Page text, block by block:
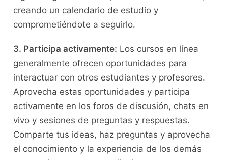
creando​ un calendario ‍de estudio y
comprometiéndote a seguirlo.
3. Participa activamente: Los cursos en⁤ línea
⁤generalmente⁣ ofrecen oportunidades para
interactuar con⁤ otros estudiantes y profesores.
Aprovecha ⁤estas oportunidades y participa
activamente en⁣ los foros de discusión, chats en
vivo y sesiones de preguntas ⁤y respuestas.
⁤Comparte​ tus ideas, haz preguntas ​y aprovecha
el conocimiento y ‍la experiencia ⁣de los demás